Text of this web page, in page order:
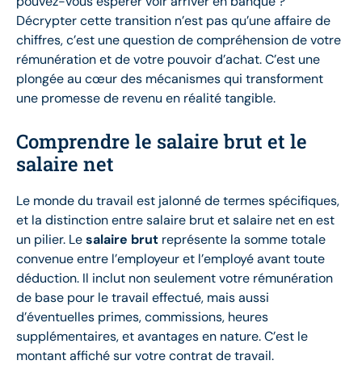
Décrypter cette transition n’est pas qu’une affaire de
chiffres, c’est une question de compréhension de votre
rémunération et de votre pouvoir d’achat. C’est une
plongée au cœur des mécanismes qui transforment
une promesse de revenu en réalité tangible.
Comprendre le salaire brut et le
salaire net
Le monde du travail est jalonné de termes spécifiques,
et la distinction entre salaire brut et salaire net en est
un pilier. Lesalaire brut représente la somme totale
convenue entre l’employeur et l’employé avant toute
déduction. Il inclut non seulement votre rémunération
de base pour le travail effectué, mais aussi
d’éventuelles primes, commissions, heures
supplémentaires, et avantages en nature. C’est le
montant affiché sur votre contrat de travail.